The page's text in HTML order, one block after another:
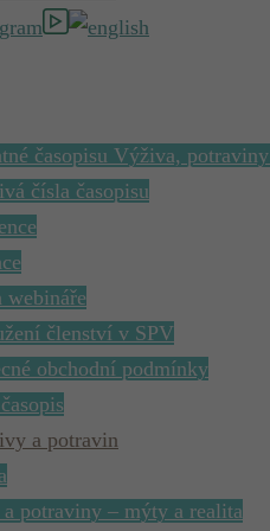
časopisu Výživa,
čísla časopisu
webináře
členství v SPV
obchodní podmínky
a potravin
potraviny – mýty a realita